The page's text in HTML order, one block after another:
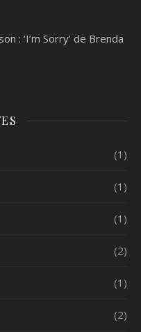
: ‘I’m Sorry’ de Brenda
(1)
(1)
(1)
(2)
(1)
(2)